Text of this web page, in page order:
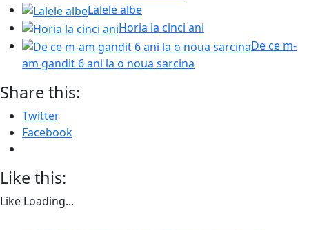
Lalele albe
Horia la cinci ani
De ce m-
am gandit 6 ani la o noua sarcina
Share this:
Twitter
Facebook
Like this:
Like Loading...